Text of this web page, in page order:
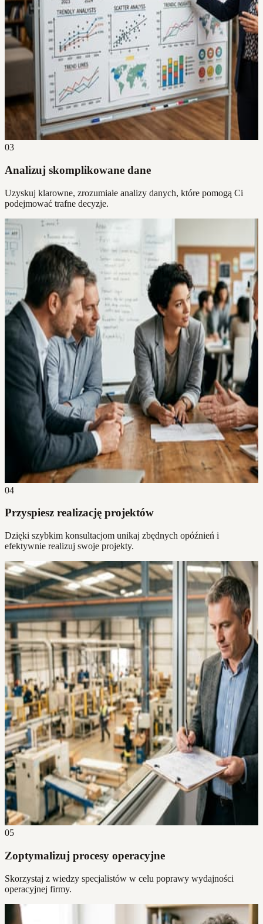
03
Analizuj skomplikowane dane
Uzyskuj klarowne, zrozumiałe analizy danych, które pomogą Ci
podejmować trafne decyzje.
04
Przyspiesz realizację projektów
Dzięki szybkim konsultacjom unikaj zbędnych opóźnień i
efektywnie realizuj swoje projekty.
05
Zoptymalizuj procesy operacyjne
Skorzystaj z wiedzy specjalistów w celu poprawy wydajności
operacyjnej firmy.